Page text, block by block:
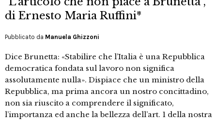
di Ernesto Maria Ruffini*
Pubblicato da Manuela Ghizzoni
Dice Brunetta: «Stabilire che l’Italia è una Repubblica
democratica fondata sul lavoro non significa
assolutamente nulla». Dispiace che un ministro della
Repubblica, ma prima ancora un nostro concittadino,
non sia riuscito a comprendere il significato,
l’importanza ed anche la bellezza dell’art. 1 della nostra